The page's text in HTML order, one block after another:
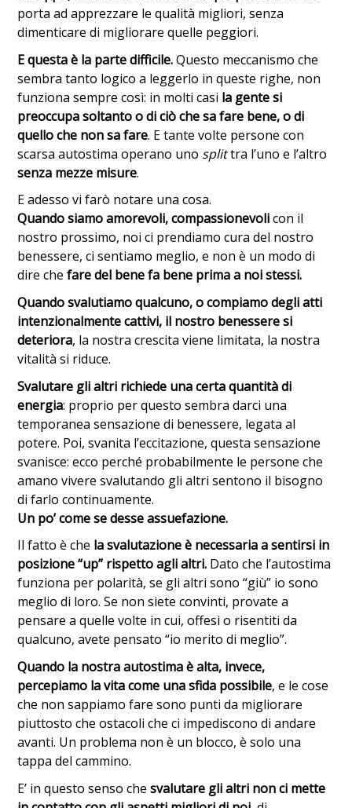
porta ad apprezzare le qualità migliori, senza
dimenticare di migliorare quelle peggiori.
E questa è la parte difficile.Questo meccanismo che
sembra tanto logico a leggerlo in queste righe, non
funziona sempre così: in molti casi la gente si
preoccupa soltanto o di ciò che sa fare bene, o di
quello che non sa fare. E tante volte persone con
scarsa autostima operano uno splittra l’uno e l’altro
senza mezze misure.
E adesso vi farò notare una cosa.
Quando siamo amorevoli, compassionevolicon il
nostro prossimo, noi ci prendiamo cura del nostro
benessere, ci sentiamo meglio, e non è un modo di
dire che fare del bene fa bene prima a noi stessi.
Quando svalutiamo qualcuno, o compiamo degli atti
intenzionalmente cattivi, il nostro benessere si
deteriora, la nostra crescita viene limitata, la nostra
vitalità si riduce.
Svalutare gli altri richiede una certa quantità di
energia: proprio per questo sembra darci una
temporanea sensazione di benessere, legata al
potere. Poi, svanita l’eccitazione, questa sensazione
svanisce: ecco perché probabilmente le persone che
amano vivere svalutando gli altri sentono il bisogno
di farlo continuamente.
Un po’ come se desse assuefazione.
Il fatto è che la svalutazione è necessaria a sentirsi in
posizione “up” rispetto agli altri. Dato che l’autostima
funziona per polarità, se gli altri sono “giù” io sono
meglio di loro. Se non siete convinti, provate a
pensare a quelle volte in cui, offesi o risentiti da
qualcuno, avete pensato “io merito di meglio”.
Quando la nostra autostima è alta, invece,
percepiamo la vita come una sfida possibile, e le cose
che non sappiamo fare sono punti da migliorare
piuttosto che ostacoli che ci impediscono di andare
avanti. Un problema non è un blocco, è solo una
tappa del cammino.
E’ in questo senso chesvalutare gli altri non ci mette